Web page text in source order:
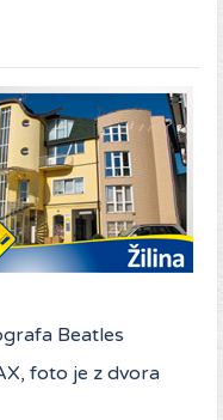
Beatles
foto je z dvora